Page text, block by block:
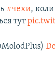
#чехи,
тут